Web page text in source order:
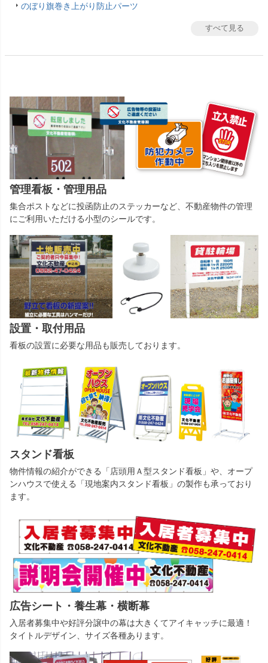
のぼり旗巻き上がり防止パーツ
すべて見る
管理看板・管理用品
集合ポストなどに投函防止のステッカーなど、不動産物件の管理
にご利用いただける小型のシールです。
設置・取付用品
看板の設置に必要な用品も販売しております。
スタンド看板
物件情報の紹介ができる「店頭用Ａ型スタンド看板」や、オープ
ンハウスで使える「現地案内スタンド看板」の製作も承っており
ます。
広告シート・養生幕・横断幕
入居者募集中や好評分譲中の幕は大きくてアイキャッチに最適！
タイトルデザイン、サイズ各種あります。